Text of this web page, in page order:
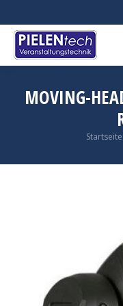
MOVING-
Sie
Startseite